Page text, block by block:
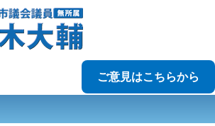
ご意見はこちらから